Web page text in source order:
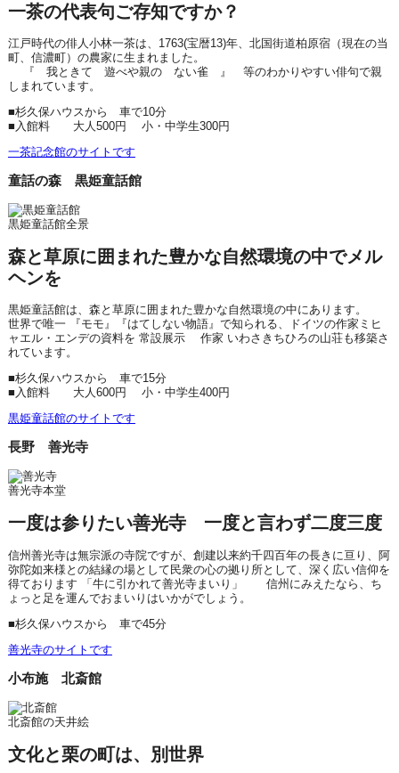
一茶の代表句ご存知ですか？
江戸時代の俳人小林一茶は、1763(宝暦13)年、北国街道柏原宿（現在の当
町、信濃町）の農家に生まれました。
『 我ときて 遊べや親の ない雀 』 等のわかりやすい俳句で親
しまれています。
■杉久保ハウスから 車で10分
■入館料 大人500円 小・中学生300円
一茶記念館のサイトです
童話の森 黒姫童話館
黒姫童話館全景
森と草原に囲まれた豊かな自然環境の中でメル
ヘンを
黒姫童話館は、森と草原に囲まれた豊かな自然環境の中にあります。
世界で唯一 『モモ』『はてしない物語』で知られる、ドイツの作家ミヒ
ャエル・エンデの資料を 常設展示 作家 いわさきちひろの山荘も移築さ
れています。
■杉久保ハウスから 車で15分
■入館料 大人600円 小・中学生400円
黒姫童話館のサイトです
長野 善光寺
善光寺本堂
一度は参りたい善光寺 一度と言わず二度三度
信州善光寺は無宗派の寺院ですが、創建以来約千四百年の長きに亘り、阿
弥陀如来様との結縁の場として民衆の心の拠り所として、深く広い信仰を
得ております 「牛に引かれて善光寺まいり」 信州にみえたなら、ち
ょっと足を運んでおまいりはいかがでしょう。
■杉久保ハウスから 車で45分
善光寺のサイトです
小布施 北斎館
北斎館の天井絵
文化と栗の町は、別世界